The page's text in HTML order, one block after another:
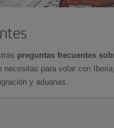
preguntas frecuentes
necesitas para volar con
y aduanas.